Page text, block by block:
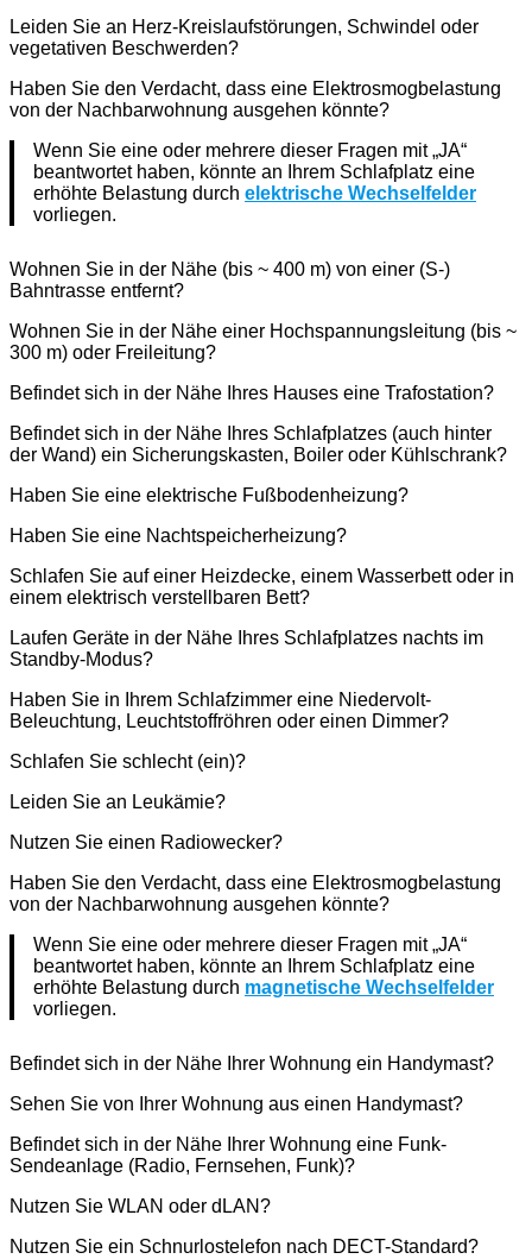
Leiden Sie an Herz-Kreislaufstörungen, Schwindel oder
vegetativen Beschwerden?
Haben Sie den Verdacht, dass eine Elektrosmogbelastung
von der Nachbarwohnung ausgehen könnte?
Wenn Sie eine oder mehrere dieser Fragen mit „JA“
beantwortet haben, könnte an Ihrem Schlafplatz eine
erhöhte Belastung durch elektrische Wechselfelder
vorliegen.
Wohnen Sie in der Nähe (bis ~ 400 m) von einer (S-)
Bahntrasse entfernt?
Wohnen Sie in der Nähe einer Hochspannungsleitung (bis ~
300 m) oder Freileitung?
Befindet sich in der Nähe Ihres Hauses eine Trafostation?
Befindet sich in der Nähe Ihres Schlafplatzes (auch hinter
der Wand) ein Sicherungskasten, Boiler oder Kühlschrank?
Haben Sie eine elektrische Fußbodenheizung?
Haben Sie eine Nachtspeicherheizung?
Schlafen Sie auf einer Heizdecke, einem Wasserbett oder in
einem elektrisch verstellbaren Bett?
Laufen Geräte in der Nähe Ihres Schlafplatzes nachts im
Standby-Modus?
Haben Sie in Ihrem Schlafzimmer eine Niedervolt-
Beleuchtung, Leuchtstoffröhren oder einen Dimmer?
Schlafen Sie schlecht (ein)?
Leiden Sie an Leukämie?
Nutzen Sie einen Radiowecker?
Haben Sie den Verdacht, dass eine Elektrosmogbelastung
von der Nachbarwohnung ausgehen könnte?
Wenn Sie eine oder mehrere dieser Fragen mit „JA“
beantwortet haben, könnte an Ihrem Schlafplatz eine
erhöhte Belastung durch magnetische Wechselfelder
vorliegen.
Befindet sich in der Nähe Ihrer Wohnung ein Handymast?
Sehen Sie von Ihrer Wohnung aus einen Handymast?
Befindet sich in der Nähe Ihrer Wohnung eine Funk-
Sendeanlage (Radio, Fernsehen, Funk)?
Nutzen Sie WLAN oder dLAN?
Nutzen Sie ein Schnurlostelefon nach DECT-Standard?